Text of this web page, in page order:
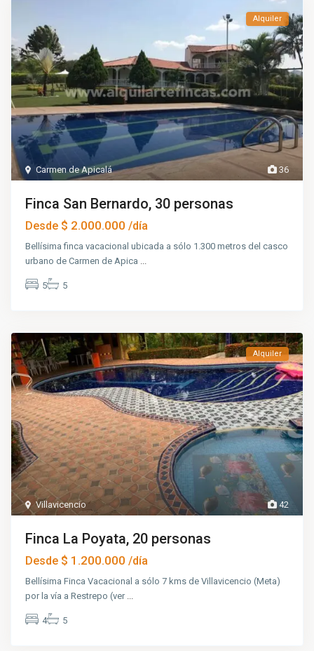
36
Carmen de Apicalá
Alquiler
Finca San Bernardo, 30 personas
Desde $ 2.000.000/día
Bellísima finca vacacional ubicada a sólo 1.300 metros del casco
urbano de Carmen de Apica
5 5
42
Villavicencio
Alquiler
Finca La Poyata, 20 personas
Desde $ 1.200.000/día
Bellísima Finca Vacacional a sólo 7 kms de Villavicencio (Meta)
por la vía a Restrepo (ver
4 5